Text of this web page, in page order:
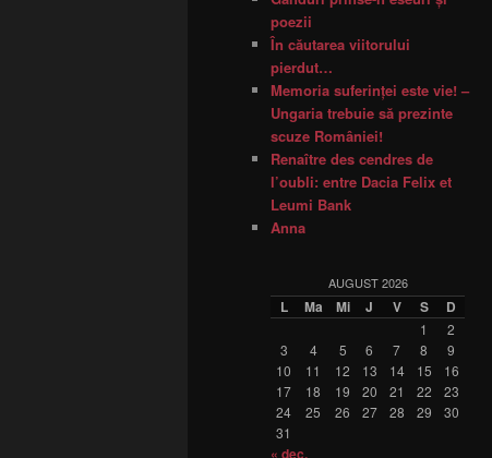
poezii
În căutarea viitorului
pierdut…
Memoria suferinţei este vie! –
Ungaria trebuie să prezinte
scuze României!
Renaître des cendres de
l’oubli: entre Dacia Felix et
Leumi Bank
Anna
AUGUST 2026
L Ma Mi J V S D
1
2
3
4 5 6 7 8
9
10
11 12 13 14 15
16
17
18 19 20 21 22
23
24
25 26 27 28 29
30
31
« dec.